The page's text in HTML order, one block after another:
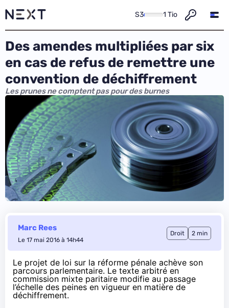
S3 1 Tio
Des amendes multipliées par six
en cas de refus de remettre une
convention de déchiffrement
Les prunes ne comptent pas pour des burnes
Marc Rees
Le 17 mai 2016 à 14h44
Droit 2 min
Le projet de loi sur la réforme pénale achève son
parcours parlementaire. Le texte arbitré en
commission mixte paritaire modifie au passage
l’échelle des peines en vigueur en matière de
déchiffrement.